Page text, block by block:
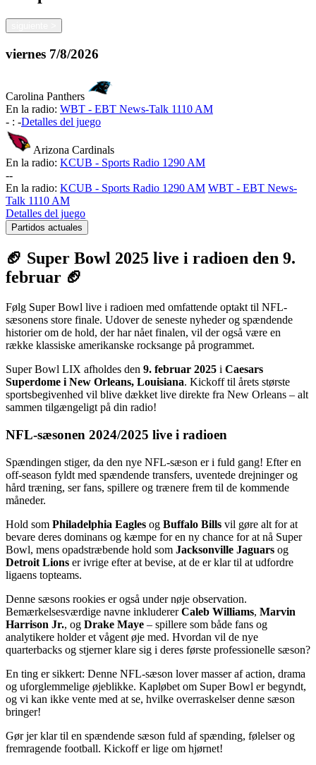
viernes 7/8/2026
Carolina Panthers
En la radio: WBT - EBT News-Talk 1110 AM
- : -Detalles del juego
Arizona Cardinals
En la radio: KCUB - Sports Radio 1290 AM
--
En la radio: KCUB - Sports Radio 1290 AM WBT - EBT News-
Talk 1110 AM
Detalles del juego
Partidos actuales
🏈 Super Bowl 2025 live i radioen den 9.
februar 🏈
Følg Super Bowl live i radioen med omfattende optakt til NFL-
sæsonens store finale. Udover de seneste nyheder og spændende
historier om de hold, der har nået finalen, vil der også være en
række klassiske amerikanske rocksange på programmet.
Super Bowl LIX afholdes den 9. februar 2025 i Caesars
Superdome i New Orleans, Louisiana. Kickoff til årets største
sportsbegivenhed vil blive dækket live direkte fra New Orleans – alt
sammen tilgængeligt på din radio!
NFL-sæsonen 2024/2025 live i radioen
Spændingen stiger, da den nye NFL-sæson er i fuld gang! Efter en
off-season fyldt med spændende transfers, uventede drejninger og
hård træning, ser fans, spillere og trænere frem til de kommende
måneder.
Hold som Philadelphia Eagles og Buffalo Bills vil gøre alt for at
bevare deres dominans og kæmpe for en ny chance for at nå Super
Bowl, mens opadstræbende hold som Jacksonville Jaguars og
Detroit Lions er ivrige efter at bevise, at de er klar til at udfordre
ligaens topteams.
Denne sæsons rookies er også under nøje observation.
Bemærkelsesværdige navne inkludererCaleb Williams, Marvin
Harrison Jr., og Drake Maye – spillere som både fans og
analytikere holder et vågent øje med. Hvordan vil de nye
quarterbacks og stjerner klare sig i deres første professionelle sæson?
En ting er sikkert: Denne NFL-sæson lover masser af action, drama
og uforglemmelige øjeblikke. Kapløbet om Super Bowl er begyndt,
og vi kan ikke vente med at se, hvilke overraskelser denne sæson
bringer!
Gør jer klar til en spændende sæson fuld af spænding, følelser og
fremragende football. Kickoff er lige om hjørnet!